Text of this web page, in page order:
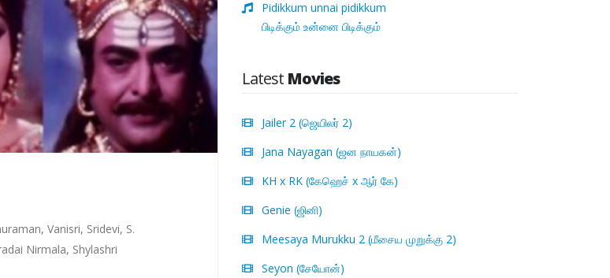
Vanisri, Sridevi, S.
Nirmala, Shylashri
Pidikkum unnai pidikkum
பிடிக்கும் உன்னை பிடிக்கும்
Latest Movies
Jailer 2 (ஜெயிலர் 2)
Jana Nayagan (ஜன நாயகன்)
KH x RK (கேஹெச் x ஆர் கே)
Genie (ஜினி)
Meesaya Murukku 2 (மீசைய முறுக்கு 2)
Seyon (சேயோன்)